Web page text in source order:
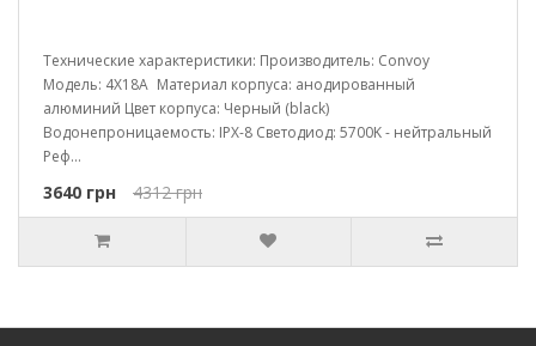
Технические характеристики: Производитель: Convoy
Модель: 4X18A Материал корпуса: анодированный
алюминий Цвет корпуса: Черный (black)
Водонепроницаемость: IPX-8 Светодиод: 5700K - нейтральный
Реф...
3640 грн 4312 грн